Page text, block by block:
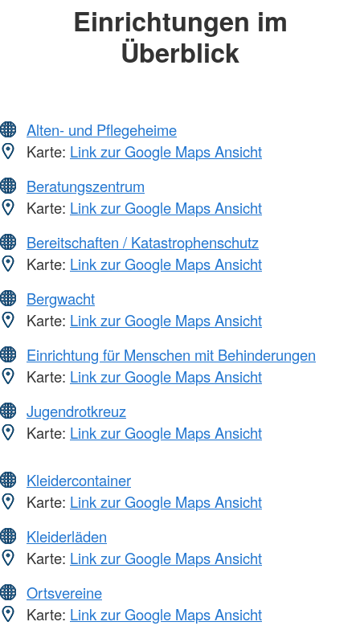
Einrichtungen im
Überblick
Alten- und Pflegeheime
Karte: Link zur Google Maps Ansicht
Beratungszentrum
Karte: Link zur Google Maps Ansicht
Bereitschaften / Katastrophenschutz
Karte: Link zur Google Maps Ansicht
Bergwacht
Karte: Link zur Google Maps Ansicht
Einrichtung für Menschen mit Behinderungen
Karte: Link zur Google Maps Ansicht
Jugendrotkreuz
Karte: Link zur Google Maps Ansicht
Kleidercontainer
Karte: Link zur Google Maps Ansicht
Kleiderläden
Karte: Link zur Google Maps Ansicht
Ortsvereine
Karte: Link zur Google Maps Ansicht